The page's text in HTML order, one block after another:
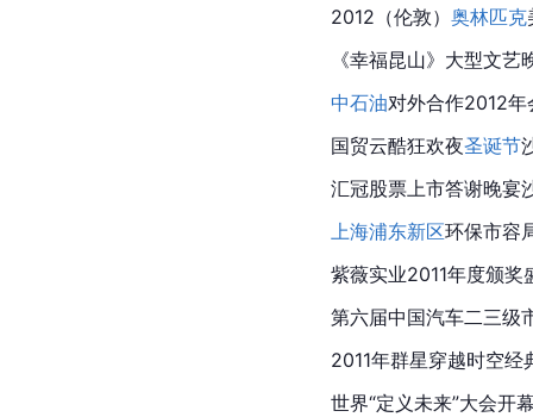
2012（伦敦） 奥林匹克
《幸福昆山》大型文艺
中石油对外合作2012年
国贸云酷狂欢夜圣诞节
汇冠股票上市答谢晚宴
上海浦东新区环保市容
紫薇实业2011年度颁奖
第六届中国汽车二三级
2011年群星穿越时空经
世界“定义未来”大会开